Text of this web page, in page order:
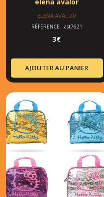
ELENA AVALOR
RÉFÉRENCE : ast7621
3€
AJOUTER AU PANIER